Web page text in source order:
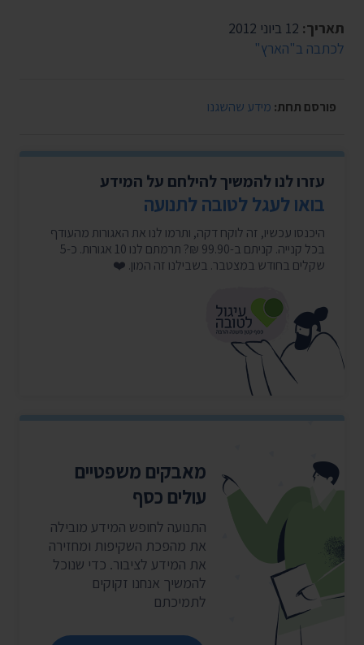
תאריך:
לכתבה ב"הארץ"
פורסם תחת: מידע שהשגנו
עזרו לנו להמשיך להילחם על המידע
בואו לעגל לטובה לתנועה
היכנסו עכשיו, זה לוקח דקה, ותרמו לנו את האגורות מהעודף
בכל קנייה. קניתם ב-99.90 ₪? תרמתם לנו 10 אגורות. כ-5
שקלים בחודש במצטבר. בשבילנו זה המון. ❤️
מאבקים משפטיים
עולים כסף
התנועה לחופש המידע מובילה
את מהפכת השקיפות ומחזירה
את המידע לציבור. כדי שנוכל
להמשיך אנחנו זקוקים
לתמיכתם